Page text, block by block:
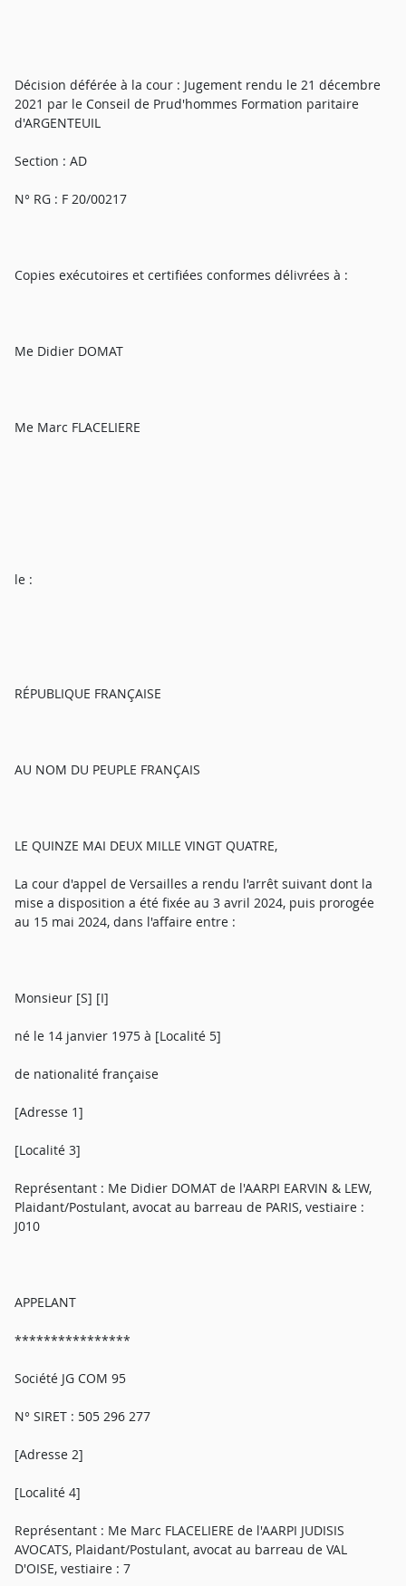
Décision déférée à la cour : Jugement rendu le 21 décembre
2021 par le Conseil de Prud'hommes Formation paritaire
d'ARGENTEUIL
Section : AD
N° RG : F 20/00217
Copies exécutoires et certifiées conformes délivrées à :
Me Didier DOMAT
Me Marc FLACELIERE
le :
RÉPUBLIQUE FRANÇAISE
AU NOM DU PEUPLE FRANÇAIS
LE QUINZE MAI DEUX MILLE VINGT QUATRE,
La cour d'appel de Versailles a rendu l'arrêt suivant dont la
mise a disposition a été fixée au 3 avril 2024, puis prorogée
au 15 mai 2024, dans l'affaire entre :
Monsieur [S] [I]
né le 14 janvier 1975 à [Localité 5]
de nationalité française
[Adresse 1]
[Localité 3]
Représentant : Me Didier DOMAT de l'AARPI EARVIN & LEW,
Plaidant/Postulant, avocat au barreau de PARIS, vestiaire :
J010
APPELANT
****************
Société JG COM 95
N° SIRET : 505 296 277
[Adresse 2]
[Localité 4]
Représentant : Me Marc FLACELIERE de l'AARPI JUDISIS
AVOCATS, Plaidant/Postulant, avocat au barreau de VAL
D'OISE, vestiaire : 7